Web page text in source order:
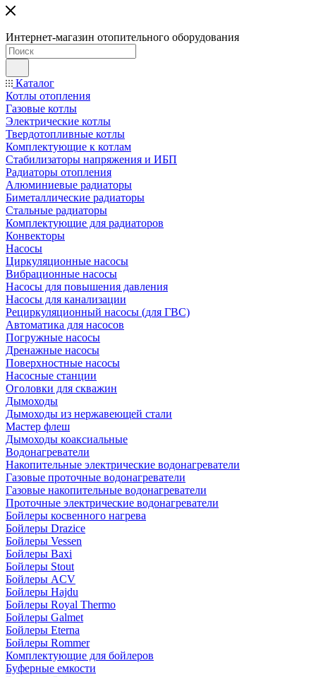
Интернет-магазин отопительного оборудования
Каталог
Котлы отопления
Газовые котлы
Электрические котлы
Твердотопливные котлы
Комплектующие к котлам
Стабилизаторы напряжения и ИБП
Радиаторы отопления
Алюминиевые радиаторы
Биметаллические радиаторы
Стальные радиаторы
Комплектующие для радиаторов
Конвекторы
Насосы
Циркуляционные насосы
Вибрационные насосы
Насосы для повышения давления
Насосы для канализации
Рециркуляционный насосы (для ГВС)
Автоматика для насосов
Погружные насосы
Дренажные насосы
Поверхностные насосы
Насосные станции
Оголовки для скважин
Дымоходы
Дымоходы из нержавеющей стали
Мастер флеш
Дымоходы коаксиальные
Водонагреватели
Накопительные электрические водонагреватели
Газовые проточные водонагреватели
Газовые накопительные водонагреватели
Проточные электрические водонагреватели
Бойлеры косвенного нагрева
Бойлеры Drazice
Бойлеры Vessen
Бойлеры Baxi
Бойлеры Stout
Бойлеры ACV
Бойлеры Hajdu
Бойлеры Royal Thermo
Бойлеры Galmet
Бойлеры Eterna
Бойлеры Rommer
Комплектующие для бойлеров
Буферные емкости